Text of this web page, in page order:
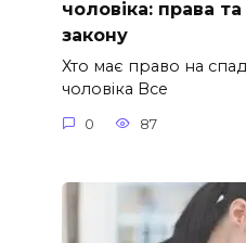
чоловіка: права
закону
Хто має право на
чоловіка Все
0 87